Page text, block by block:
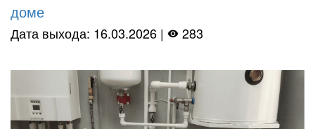
доме
Дата выхода: 16.03.2026 | 283